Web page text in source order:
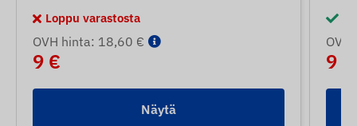
Loppu varastosta
OVH hinta: 18,60 €
9 €
Näytä
9 €